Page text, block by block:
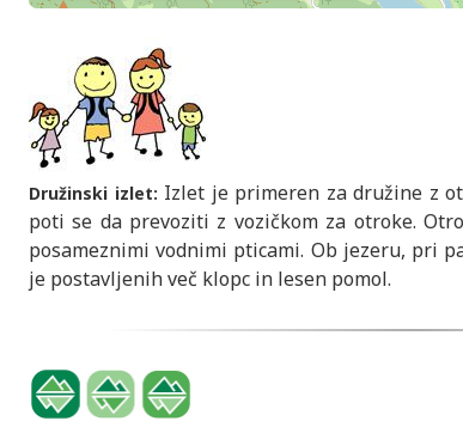
Družinski izlet: Izlet je primeren za družine z
poti se da prevoziti z vozičkom za otroke.
posameznimi vodnimi pticami. Ob jezeru, pri
je postavljenih več klopc in lesen pomol.